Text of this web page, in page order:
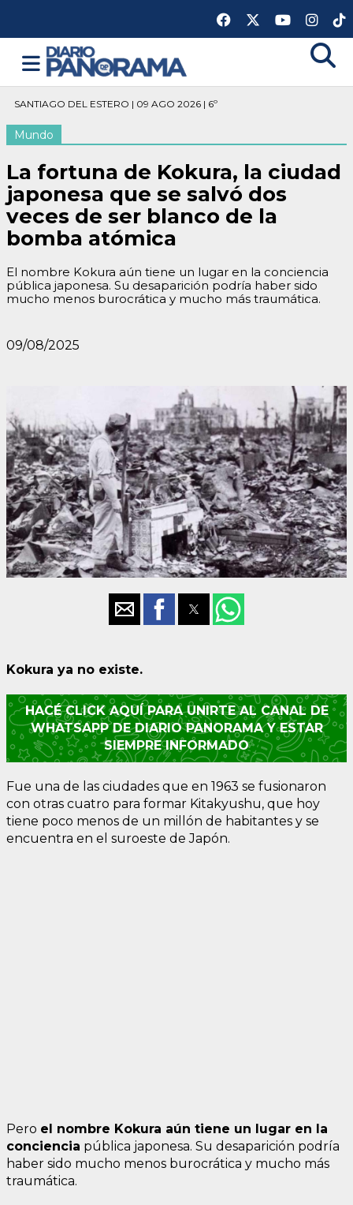
SANTIAGO DEL ESTERO | 09 AGO 2026 | 6º
Mundo
La fortuna de Kokura, la ciudad
japonesa que se salvó dos
veces de ser blanco de la
bomba atómica
El nombre Kokura aún tiene un lugar en la conciencia
pública japonesa. Su desaparición podría haber sido
mucho menos burocrática y mucho más traumática.
09/08/2025
Kokura ya no existe.
HACÉ CLICK AQUÍ PARA UNIRTE AL CANAL DE
WHATSAPP DE DIARIO PANORAMA Y ESTAR
SIEMPRE INFORMADO
Fue una de las ciudades que en 1963 se fusionaron
con otras cuatro para formar Kitakyushu, que hoy
tiene poco menos de un millón de habitantes y se
encuentra en el suroeste de Japón.
Pero el nombre Kokura aún tiene un lugar en la
conciencia pública japonesa. Su desaparición podría
haber sido mucho menos burocrática y mucho más
traumática.